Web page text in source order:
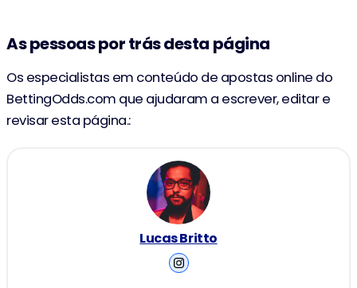
As pessoas por trás desta página
Os especialistas em conteúdo de apostas online do
BettingOdds.com que ajudaram a escrever, editar e
revisar esta página.:
Lucas Britto